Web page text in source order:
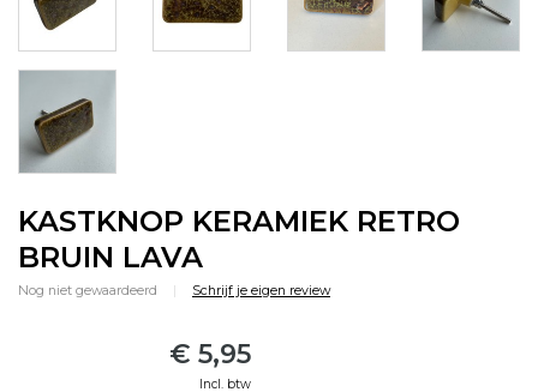
KASTKNOP KERAMIEK RETRO
BRUIN LAVA
Nog niet gewaardeerd | Schrijf je eigen review
€ 5,95
Incl. btw